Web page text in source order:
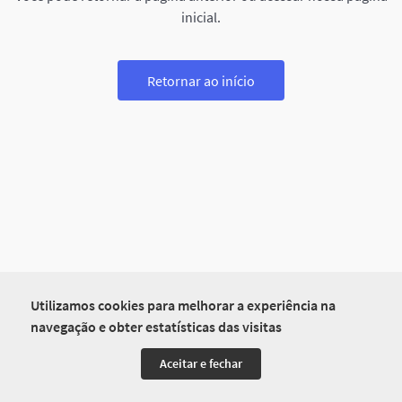
Utilizamos cookies para melhorar a experiência na
navegação e obter estatísticas das visitas
Aceitar e fechar
inicial.
Retornar ao início